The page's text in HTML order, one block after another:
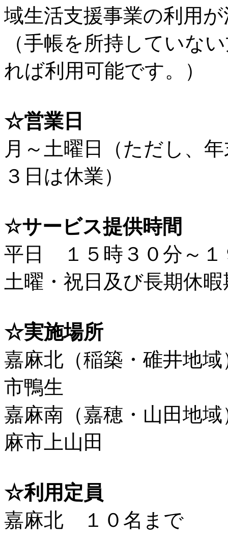
域生活支援事業の利用
（手帳を所持していな
れば利用可能です。）
☆営業日
月～土曜日（ただし、
３日は休業）
☆サービス提供時間
平日 １５時３０分～１
土曜・祝日及び長期休
☆実施場所
嘉麻北（稲築・碓井地
市鴨生
嘉麻南（嘉穂・山田地
麻市上山田
☆利用定員
嘉麻北 １０名まで